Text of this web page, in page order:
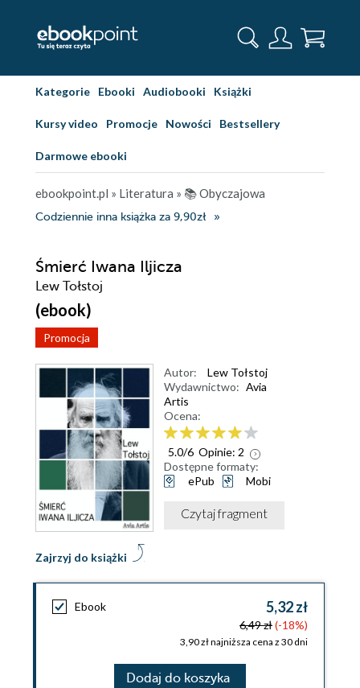
Kategorie Ebooki Audiobooki Książki
Kursy video Promocje Nowości Bestsellery
Darmowe ebooki
ebookpoint.pl » Literatura » 📚 Obyczajowa
Codziennie inna książka za 9,90zł
Śmierć Iwana Iljicza
Lew Tołstoj
(ebook)
Promocja
Zajrzyj do książki
Autor:
Lew Tołstoj
Wydawnictwo: Avia
Artis
Ocena:
5.0/6 Opinie: 2
Dostępne formaty:
ePub
Mobi
Czytaj fragment
Ebook 5,32 zł
6,49 zł(-18%)
3,90 zł najniższa cena z 30 dni
Dodaj do koszyka